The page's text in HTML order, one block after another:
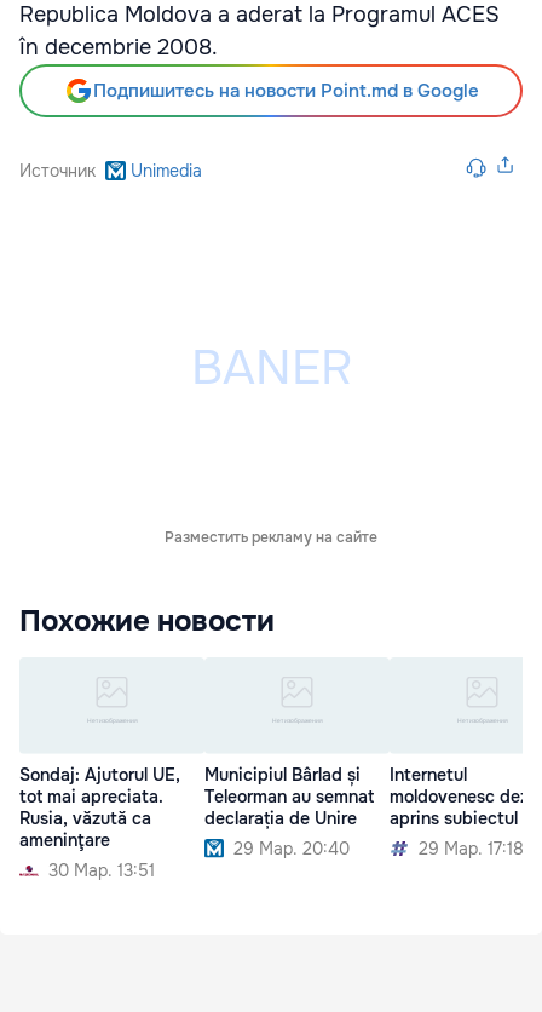
Republica Moldova a aderat la Programul ACES
în decembrie 2008.
Подпишитесь на новости Point.md в Google
Источник Unimedia
Разместить рекламу на сайте
Похожие новости
Sondaj: Ajutorul UE,
tot mai apreciata.
Rusia, văzută ca
ameninţare
30 Мар. 13:51
Municipiul Bârlad și
Teleorman au semnat
declarația de Unire
29 Мар. 20:40
Internetul
moldovenesc
aprins subiectul
29 Мар. 17:18